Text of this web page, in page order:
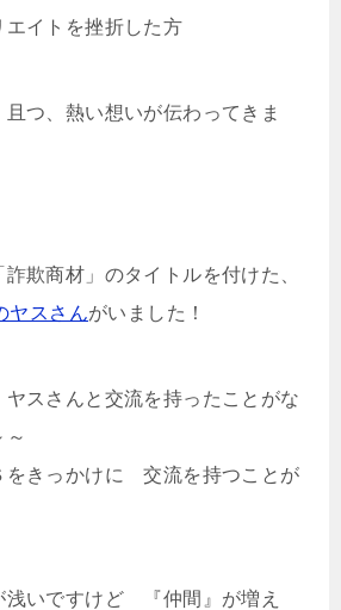
イトを挫折した方
つ、熱い想いが伝わってきま
欺商材」のタイトルを付けた、
ヤスさんがいました！
スさんと交流を持ったことがな
～
をきっかけに 交流を持つことが
浅いですけど 『仲間』が増え